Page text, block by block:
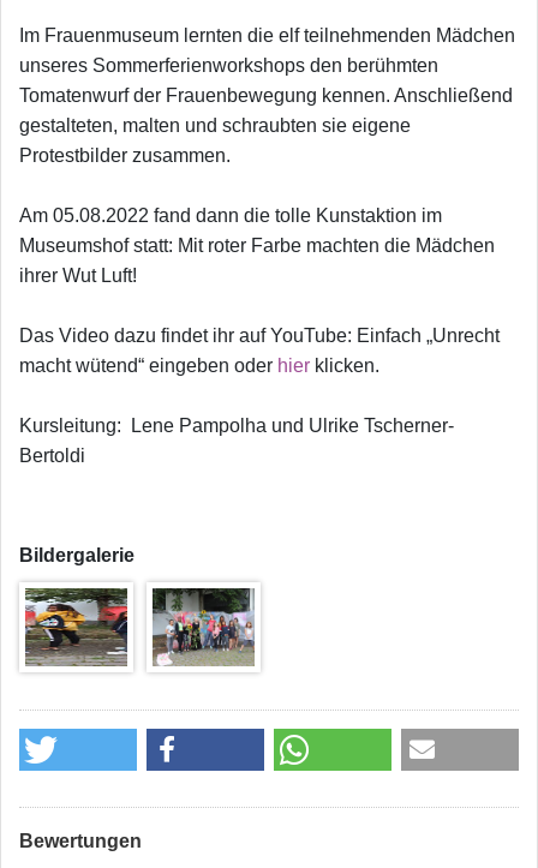
Im Frauenmuseum lernten die elf teilnehmenden Mädchen
unseres Sommerferienworkshops den berühmten
Tomatenwurf der Frauenbewegung kennen. Anschließend
gestalteten, malten und schraubten sie eigene
Protestbilder zusammen.
Am 05.08.2022 fand dann die tolle Kunstaktion im
Museumshof statt: Mit roter Farbe machten die Mädchen
ihrer Wut Luft!
Das Video dazu findet ihr auf YouTube: Einfach „Unrecht
macht wütend“ eingeben oder hier klicken.
Kursleitung: Lene Pampolha und Ulrike Tscherner-
Bertoldi
Bildergalerie
Bewertungen